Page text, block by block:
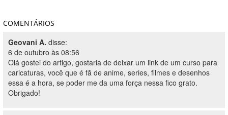
COMENTÁRIOS
Geovani A. disse:
6 de outubro às 08:56
Olá gostei do artigo, gostaria de deixar um link de um curso para
caricaturas, você que é fã de anime, series, filmes e desenhos
essa é a hora, se poder me da uma força nessa fico grato.
Obrigado!